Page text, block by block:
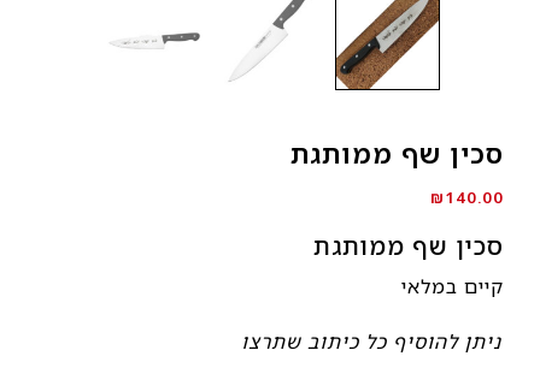
סכין שף ממותגת
₪140.00
סכין שף ממותגת
קיים במלאי
מיתוג
ניתן להוסיף כל כיתוב שתרצו